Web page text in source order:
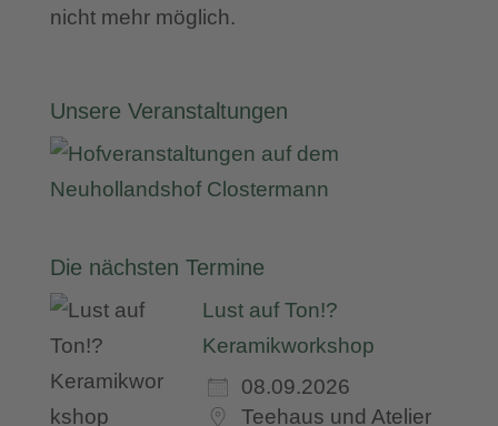
nicht mehr möglich.
Unsere Veranstaltungen
Die nächsten Termine
Lust auf Ton!?
Keramikworkshop
08.09.2026
Teehaus und Atelier